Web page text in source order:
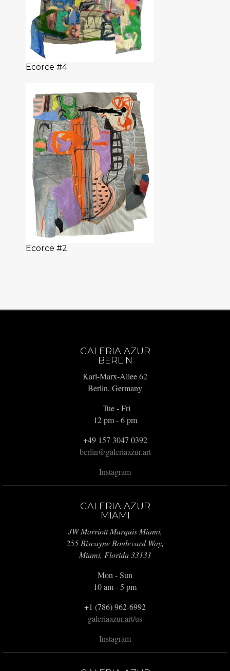
Ecorce #4
Ecorce #2
GALERIA AZUR
BERLIN
Karl-Marx-Allee 62
Berlin, Germany
Tue - Fri
12 pm - 6 pm
+49 157 3047 0392
berlin@galeriaazur.art
Instagram
GALERIA AZUR
MIAMI
JW Marriott Marquis Miami,
255 Biscayne Boulevard Way,
Miami, Florida 33131
Mon - Sun
10 am - 5 pm
+1 (786) 962-6992
galeriaazur.art/us
Instagram